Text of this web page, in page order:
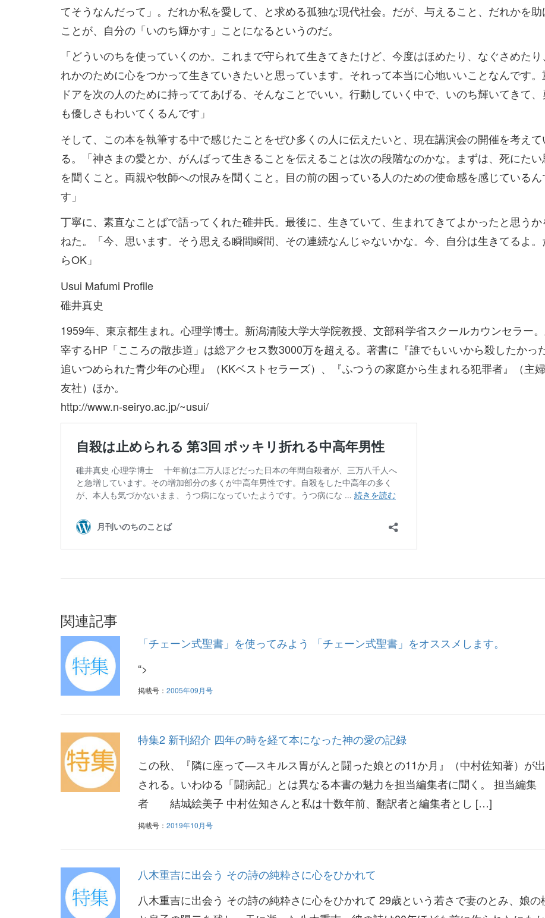
てそうなんだって」。だれか私を愛して、と求める孤独な現代社会。だが、与えること、だれかを助
ことが、自分の「いのち輝かす」ことになるというのだ。
「どういのちを使っていくのか。これまで守られて生きてきたけど、今度はほめたり、なぐさめた
れかのために心をつかって生きていきたいと思っています。それって本当に心地いいことなんです。
ドアを次の人のために持っててあげる、そんなことでいい。行動していく中で、いのち輝いてきて
も優しさもわいてくるんです」
そして、この本を執筆する中で感じたことをぜひ多くの人に伝えたいと、現在講演会の開催を考えて
る。「神さまの愛とか、がんばって生きることを伝えることは次の段階なのかな。まずは、死にたい
を聞くこと。両親や牧師への恨みを聞くこと。目の前の困っている人のための使命感を感じているん
す」
丁寧に、素直なことばで語ってくれた碓井氏。最後に、生きていて、生まれてきてよかったと思う
ねた。「今、思います。そう思える瞬間瞬間、その連続なんじゃないかな。今、自分は生きてるよ
らOK」
Usui Mafumi Profile
碓井真史
1959年、東京都生まれ。心理学博士。新潟清陵大学大学院教授、文部科学省スクールカウンセラー
宰するHP「こころの散歩道」は総アクセス数3000万を超える。著書に『誰でもいいから殺したかっ
追いつめられた青少年の心理』（KKベストセラーズ）、『ふつうの家庭から生まれる犯罪者』（主
友社）ほか。
http://www.n-seiryo.ac.jp/~usui/
関連記事
「チェーン式聖書」を使ってみよう 「チェーン式聖書」をオススメします。
“>
掲載号： 2005年09月号
特集2 新刊紹介 四年の時を経て本になった神の愛の記録
この秋、『隣に座って―スキルス胃がんと闘った娘との11か月』（中村佐知著）が
される。いわゆる「闘病記」とは異なる本書の魅力を担当編集者に聞く。 担当編集
者 結城絵美子 中村佐知さんと私は十数年前、翻訳者と編集者とし […]
掲載号： 2019年10月号
八木重吉に出会う その詩の純粋さに心をひかれて
八木重吉に出会う その詩の純粋さに心をひかれて 29歳という若さで妻のとみ、娘の